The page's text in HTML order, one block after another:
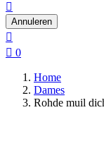

Annuleren

 0
Home
Dames
Rohde muil